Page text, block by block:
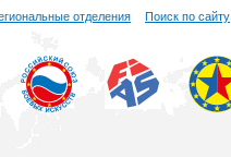
отделения Поиск по сайту